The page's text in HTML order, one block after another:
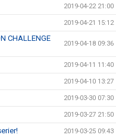
2019-04-22 21:00
2019-04-21 15:12
CHALLENGE
2019-04-18 09:36
2019-04-11 11:40
2019-04-10 13:27
2019-03-30 07:30
2019-03-27 21:50
2019-03-25 09:43